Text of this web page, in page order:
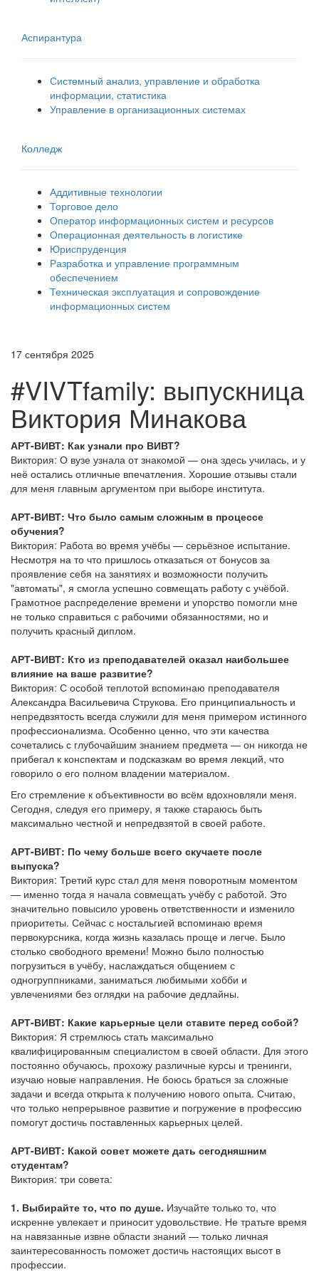
Аспирантура
Системный анализ, управление и обработка
информации, статистика
Управление в организационных системах
Колледж
Аддитивные технологии
Торговое дело
Оператор информационных систем и ресурсов
Операционная деятельность в логистике
Юриспруденция
Разработка и управление программным
обеспечением
Техническая эксплуатация и сопровождение
информационных систем
17 сентября 2025
#VIVTfamily: выпускница
Виктория Минакова
АРТ-ВИВТ: Как узнали про ВИВТ?
Виктория: О вузе узнала от знакомой — она здесь училась, и у
неё остались отличные впечатления. Хорошие отзывы стали
для меня главным аргументом при выборе института.
АРТ-ВИВТ: Что было самым сложным в процессе
обучения?
Виктория: Работа во время учёбы — серьёзное испытание.
Несмотря на то что пришлось отказаться от бонусов за
проявление себя на занятиях и возможности получить
"автоматы", я смогла успешно совмещать работу с учёбой.
Грамотное распределение времени и упорство помогли мне
не только справиться с рабочими обязанностями, но и
получить красный диплом.
АРТ-ВИВТ: Кто из преподавателей оказал наибольшее
влияние на ваше развитие?
Виктория: С особой теплотой вспоминаю преподавателя
Александра Васильевича Струкова. Его принципиальность и
непредвзятость всегда служили для меня примером истинного
профессионализма. Особенно ценно, что эти качества
сочетались с глубочайшим знанием предмета — он никогда не
прибегал к конспектам и подсказкам во время лекций, что
говорило о его полном владении материалом.
Его стремление к объективности во всём вдохновляли меня.
Сегодня, следуя его примеру, я также стараюсь быть
максимально честной и непредвзятой в своей работе.
АРТ-ВИВТ: По чему больше всего скучаете после
выпуска?
Виктория: Третий курс стал для меня поворотным моментом
— именно тогда я начала совмещать учёбу с работой. Это
значительно повысило уровень ответственности и изменило
приоритеты. Сейчас с ностальгией вспоминаю время
первокурсника, когда жизнь казалась проще и легче. Было
столько свободного времени! Можно было полностью
погрузиться в учёбу, наслаждаться общением с
одногруппниками, заниматься любимыми хобби и
увлечениями без оглядки на рабочие дедлайны.
АРТ-ВИВТ: Какие карьерные цели ставите перед собой?
Виктория: Я стремлюсь стать максимально
квалифицированным специалистом в своей области. Для этого
постоянно обучаюсь, прохожу различные курсы и тренинги,
изучаю новые направления. Не боюсь браться за сложные
задачи и всегда открыта к получению нового опыта. Считаю,
что только непрерывное развитие и погружение в профессию
помогут достичь поставленных карьерных целей.
АРТ-ВИВТ: Какой совет можете дать сегодняшним
студентам?
Виктория: три совета:
1. Выбирайте то, что по душе. Изучайте только то, что
искренне увлекает и приносит удовольствие. Не тратьте время
на навязанные извне области знаний — только личная
заинтересованность поможет достичь настоящих высот в
профессии.